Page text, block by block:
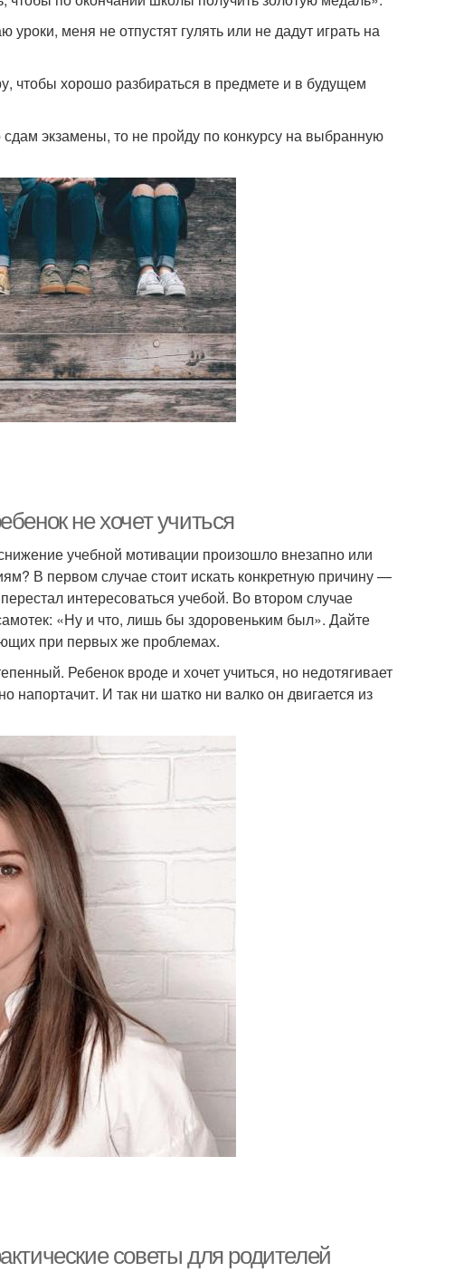
меня не отпустят гулять или не дадут играть на
чтобы хорошо разбираться в предмете и в будущем
экзамены, то не пройду по конкурсу на выбранную
не хочет учиться
учебной мотивации произошло внезапно или
В первом случае стоит искать конкретную причину —
интересоваться учебой. Во втором случае
«Ну и что, лишь бы здоровеньким был». Дайте
при первых же проблемах.
Ребенок вроде и хочет учиться, но недотягивает
напортачит. И так ни шатко ни валко он двигается из
советы для родителей